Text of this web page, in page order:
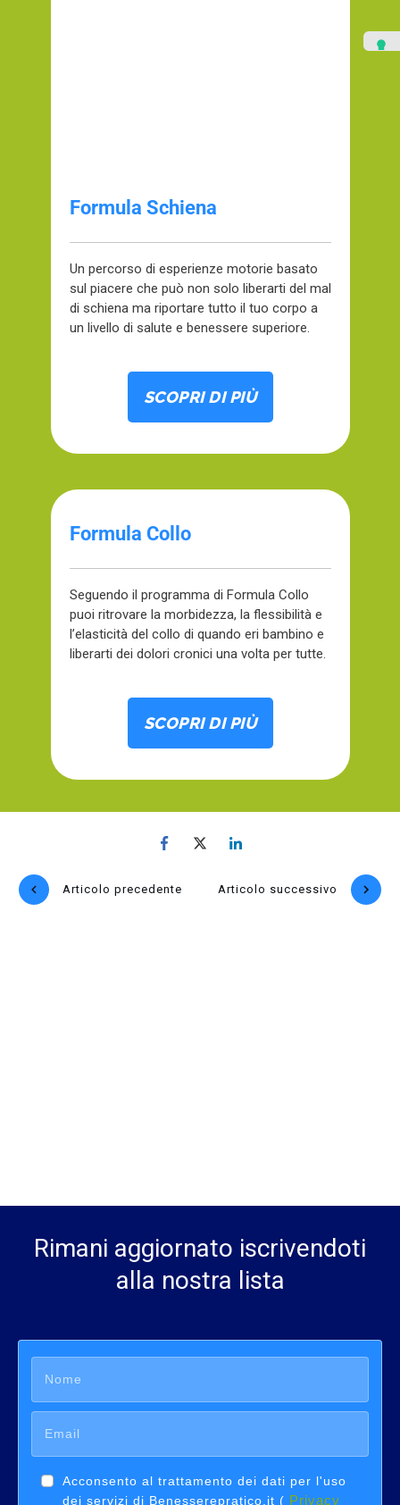
Formula Schiena
Un percorso di esperienze motorie basato
sul piacere che può non solo liberarti del mal
di schiena ma riportare tutto il tuo corpo a
un livello di salute e benessere superiore.
SCOPRI DI PIÙ
Formula Collo
Seguendo il programma di Formula Collo
puoi ritrovare la morbidezza, la flessibilità e
l’elasticità del collo di quando eri bambino e
liberarti dei dolori cronici una volta per tutte.
SCOPRI DI PIÙ
Articolo precedente Articolo successivo
Rimani aggiornato iscrivendoti
alla nostra lista
Acconsento al trattamento dei dati per l'uso
dei servizi di Benesserepratico.it ( Privacy